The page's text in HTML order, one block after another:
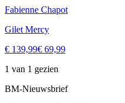
Fabienne Chapot
Gilet Mercy
€ 139,99€ 69,99
1 van 1 gezien
BM-Nieuwsbrief